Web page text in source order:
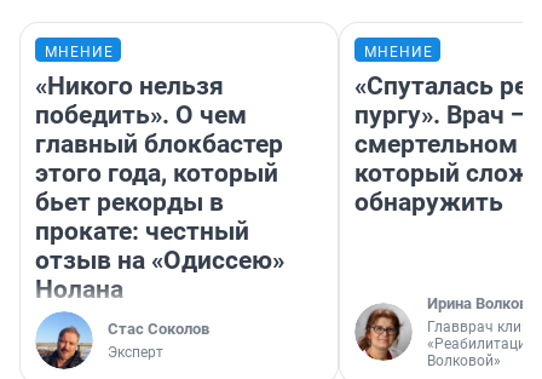
МНЕНИЕ
«Никого нельзя
победить». О чем
главный блокбастер
этого года, который
бьет рекорды в
прокате: честный
отзыв на «Одиссею»
Нолана
Стас Соколов
Эксперт
МНЕНИЕ
«Спуталась
пургу». Врач —
смертельном
который
обнаружить
Ирина Волкова
Главврач
«Реабилитация
Волковой»